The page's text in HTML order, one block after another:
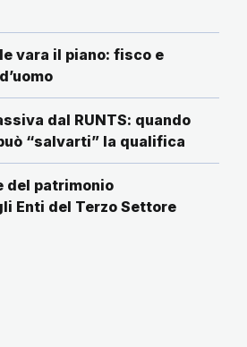
vara il piano: fisco e
dal RUNTS: quando
“salvarti” la qualifica
del patrimonio
Enti del Terzo Settore